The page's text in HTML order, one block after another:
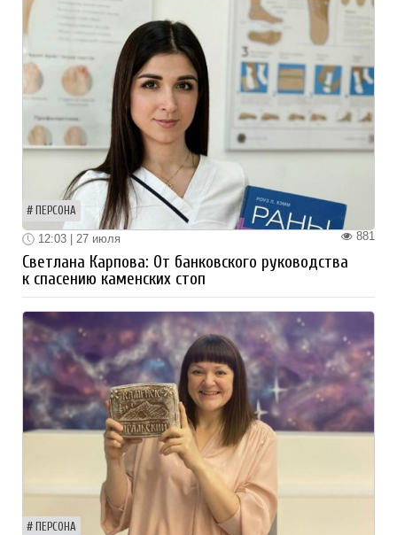
ПЕРСОНА
881
12:03 | 27 июля
Светлана Карпова: От банковского руководства
к спасению каменских стоп
ПЕРСОНА